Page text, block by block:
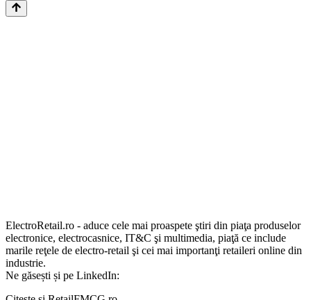
ElectroRetail.ro - aduce cele mai proaspete ştiri din piaţa produselor
electronice, electrocasnice, IT&C şi multimedia, piaţă ce include
marile reţele de electro-retail şi cei mai importanţi retaileri online din
industrie.
Ne găsești și pe LinkedIn: